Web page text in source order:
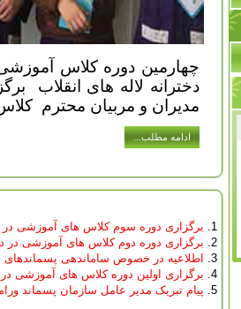
چهارمین دوره کلاس آموزشی پسماند در
دخترانه لاله های انقلاب
مدیران و مربیان محترم کلاس
ادامه مطلب...
برگزاری دوره سوم کلاس های آموزشی در
برگزاری دوره دوم کلاس های آموزشی در
اطلاعیه در خصوص ساماندهی
برگزاری اولین دوره کلاس های آموزشی در
پیام تبریک مدیر عامل سازمان پسماند